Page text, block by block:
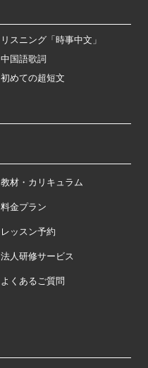
リスニング「時事中文」
中国語歌詞
初めての超短文
教材・カリキュラム
料金プラン
レッスン予約
法人研修サービス
よくあるご質問